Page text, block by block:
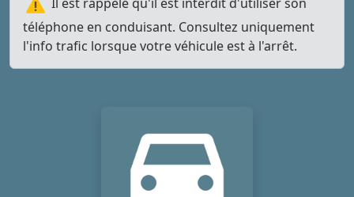
téléphone en conduisant. Consultez uniquement
l'info trafic lorsque votre véhicule est à l'arrêt.